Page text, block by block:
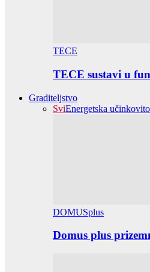
TECE
TECE sustavi u
Graditeljstvo
SviEnergetska
DOMUSplus
Domus plus